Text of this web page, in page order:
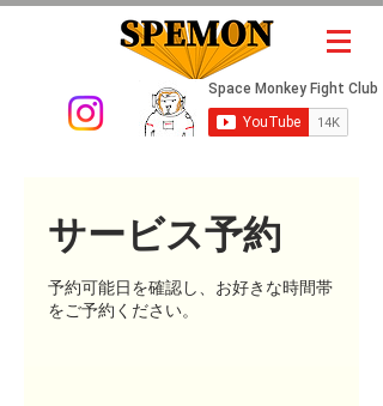
サービス予約
予約可能日を確認し、お好きな時間帯
をご予約ください。